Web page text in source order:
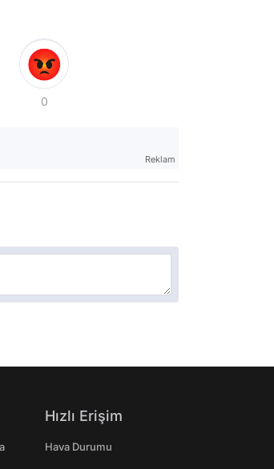
0
Reklam
Hızlı Erişim
Hava Durumu